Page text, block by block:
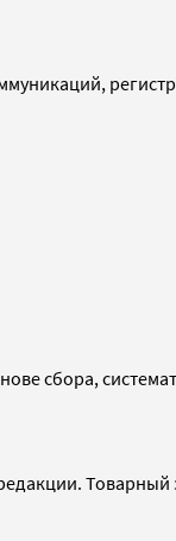
сбора,
Товарный